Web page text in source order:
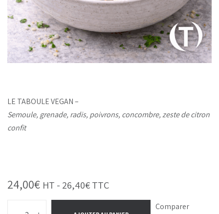
LE TABOULE VEGAN –
Semoule, grenade, radis, poivrons, concombre, zeste de citron
confit
24,00€ HT - 26,40€TTC
Comparer